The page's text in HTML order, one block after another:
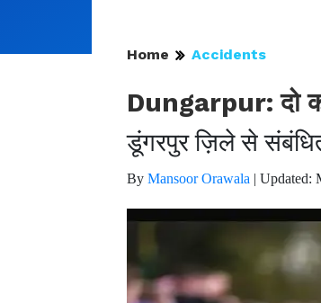
Home Accidents
Dungarpur: दो
डूंगरपुर ज़िले से
By Mansoor Orawala | Updated: